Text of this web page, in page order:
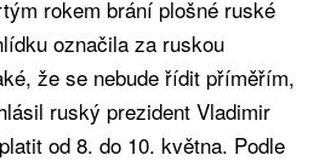
rokem brání plošné ruské
označila za ruskou
že se nebude řídit příměřím,
ruský prezident Vladimir
od 8. do 10. května. Podle